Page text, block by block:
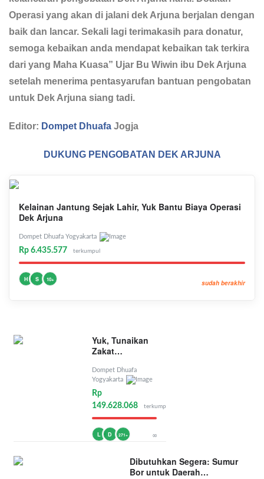
Operasi yang akan di jalani dek Arjuna berjalan dengan
baik dan lancar. Sekali lagi terimakasih para donatur,
semoga kebaikan anda mendapat kebaikan tak terkira
dari yang Maha Kuasa” Ujar Bu Wiwin ibu Dek Arjuna
setelah menerima pentasyarufan bantuan pengobatan
untuk Dek Arjuna siang tadi.
Editor: Dompet Dhuafa Jogja
DUKUNG PENGOBATAN DEK ARJUNA
Kelainan Jantung Sejak Lahir, Yuk Bantu Biaya Operasi
Dek Arjuna
Dompet Dhuafa Yogyakarta
Rp 6.435.577 terkumpul
H S 10+ sudah berakhir
Yuk, Tunaikan
Zakat
Dompet Dhuafa
Yogyakarta
Rp
149.628.068
terkumpul
L D 271+ ∞
Dibutuhkan Segera: Sumur
Bor untuk Daerah